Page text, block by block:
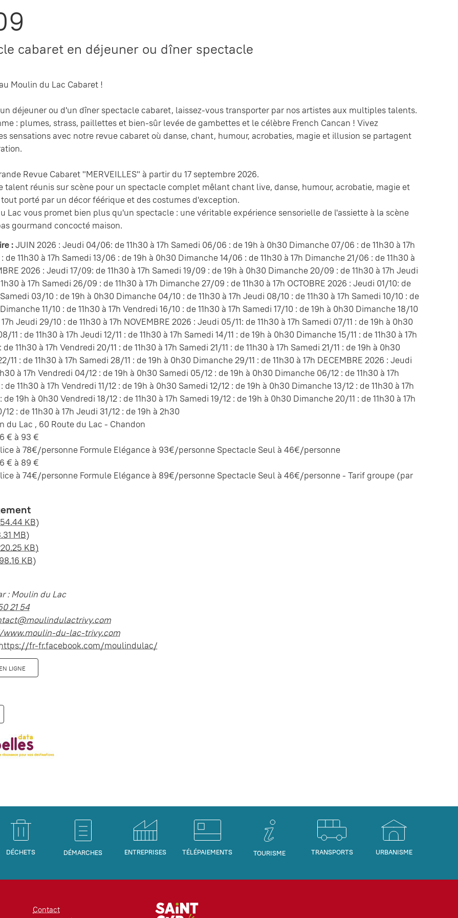
cabaret en déjeuner ou dîner spectacle
Moulin du Lac Cabaret !
déjeuner ou d'un dîner spectacle cabaret, laissez-vous transporter par nos artistes aux multiples talents.
: plumes, strass, paillettes et bien-sûr levée de gambettes et le célèbre French Cancan ! Vivez
sensations avec notre revue cabaret où danse, chant, humour, acrobaties, magie et illusion se partagent
Revue Cabaret "MERVEILLES" à partir du 17 septembre 2026.
talent réunis sur scène pour un spectacle complet mêlant chant live, danse, humour, acrobatie, magie et
porté par un décor féérique et des costumes d'exception.
Lac vous promet bien plus qu'un spectacle : une véritable expérience sensorielle de l'assiette à la scène
gourmand concocté maison.
:JUIN 2026 : Jeudi 04/06: de 11h30 à 17h Samedi 06/06 : de 19h à 0h30 Dimanche 07/06 : de 11h30 à 17h
de 11h30 à 17h Samedi 13/06 : de 19h à 0h30 Dimanche 14/06 : de 11h30 à 17h Dimanche 21/06 : de 11h30 à
2026 : Jeudi 17/09: de 11h30 à 17h Samedi 19/09 : de 19h à 0h30 Dimanche 20/09 : de 11h30 à 17h Jeudi
à 17h Samedi 26/09 : de 11h30 à 17h Dimanche 27/09 : de 11h30 à 17h OCTOBRE 2026 : Jeudi 01/10: de
Samedi 03/10 : de 19h à 0h30 Dimanche 04/10 : de 11h30 à 17h Jeudi 08/10 : de 11h30 à 17h Samedi 10/10 : de
11/10 : de 11h30 à 17h Vendredi 16/10 : de 11h30 à 17h Samedi 17/10 : de 19h à 0h30 Dimanche 18/10
17h Jeudi 29/10 : de 11h30 à 17h NOVEMBRE 2026 : Jeudi 05/11: de 11h30 à 17h Samedi 07/11 : de 19h à 0h30
11 : de 11h30 à 17h Jeudi 12/11 : de 11h30 à 17h Samedi 14/11 : de 19h à 0h30 Dimanche 15/11 : de 11h30 à 17h
de 11h30 à 17h Vendredi 20/11 : de 11h30 à 17h Samedi 21/11 : de 11h30 à 17h Samedi 21/11 : de 19h à 0h30
11 : de 11h30 à 17h Samedi 28/11 : de 19h à 0h30 Dimanche 29/11 : de 11h30 à 17h DECEMBRE 2026 : Jeudi
à 17h Vendredi 04/12 : de 19h à 0h30 Samedi 05/12 : de 19h à 0h30 Dimanche 06/12 : de 11h30 à 17h
de 11h30 à 17h Vendredi 11/12 : de 19h à 0h30 Samedi 12/12 : de 19h à 0h30 Dimanche 13/12 : de 11h30 à 17h
de 19h à 0h30 Vendredi 18/12 : de 11h30 à 17h Samedi 19/12 : de 19h à 0h30 Dimanche 20/11 : de 11h30 à 17h
: de 11h30 à 17h Jeudi 31/12 : de 19h à 2h30
du Lac , 60 Route du Lac - Chandon
€ à 93 €
à 78€/personne Formule Elégance à 93€/personne Spectacle Seul à 46€/personne
€ à 89 €
à 74€/personne Formule Elégance à 89€/personne Spectacle Seul à 46€/personne - Tarif groupe (par
KB)
MB)
KB)
KB)
: Moulin du Lac
21 54
du-lac-trivy.com
fr-fr.facebook.com/moulindulac/
LIGNE
DÉCHETS DÉMARCHES ENTREPRISES TÉLÉPAIEMENTS TOURISME TRANSPORTS URBANISME
Contact